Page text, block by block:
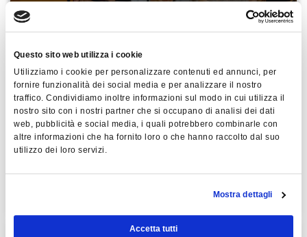
Questo sito web utilizza i cookie
Utilizziamo i cookie per personalizzare contenuti ed annunci, per
fornire funzionalità dei social media e per analizzare il nostro
traffico. Condividiamo inoltre informazioni sul modo in cui utilizza il
nostro sito con i nostri partner che si occupano di analisi dei dati
web, pubblicità e social media, i quali potrebbero combinarle con
altre informazioni che ha fornito loro o che hanno raccolto dal suo
utilizzo dei loro servizi.
Mostra dettagli
Accetta tutti
Per Formare
11 novembre 2025 - VERONA
DISTRETTO SANITARIO - FORMAZIONE